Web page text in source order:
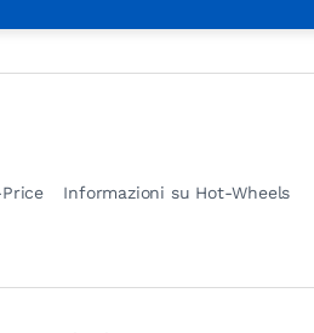
Informazioni su Hot-Wheels